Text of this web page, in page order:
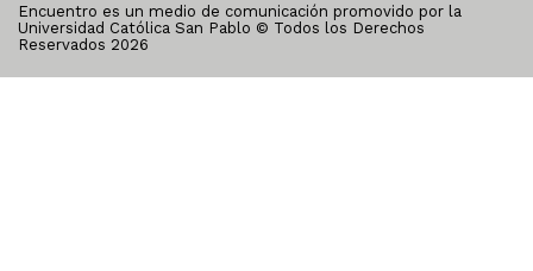
Encuentro es un medio de comunicación promovido por la
Universidad Católica San Pablo © Todos los Derechos
Reservados 2026